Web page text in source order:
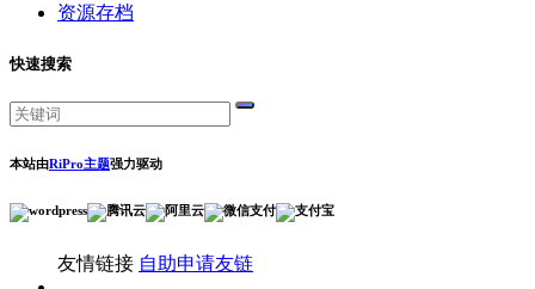
资源存档
快速搜索
本站由RiPro主题强力驱动
友情链接 自助申请友链